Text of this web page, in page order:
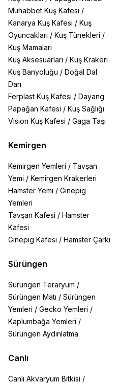
Muhabbet Kuş Kafesi /
Kanarya Kuş Kafesi / Kuş
Oyuncakları / Kuş Tünekleri /
Kuş Mamaları
Kuş Aksesuarları / Kuş Krakeri
Kuş Banyoluğu / Doğal Dal
Darı
Ferplast Kuş Kafesi / Dayang
Papağan Kafesi / Kuş Sağlığı
Vision Kuş Kafesi / Gaga Taşı
Kemirgen
Kemirgen Yemleri / Tavşan
Yemi / Kemirgen Krakerleri
Hamster Yemi / Ginepig
Yemleri
Tavşan Kafesi / Hamster
Kafesi
Ginepig Kafesi / Hamster Çarkı
Sürüngen
Sürüngen Teraryum /
Sürüngen Matı / Sürüngen
Yemleri / Gecko Yemleri /
Kaplumbağa Yemleri /
Sürüngen Aydınlatma
Canlı
Canlı Akvaryum Bitkisi /